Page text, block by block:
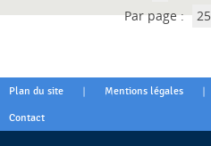
Par page : 25
Plan du site | Mentions légales |
Contact